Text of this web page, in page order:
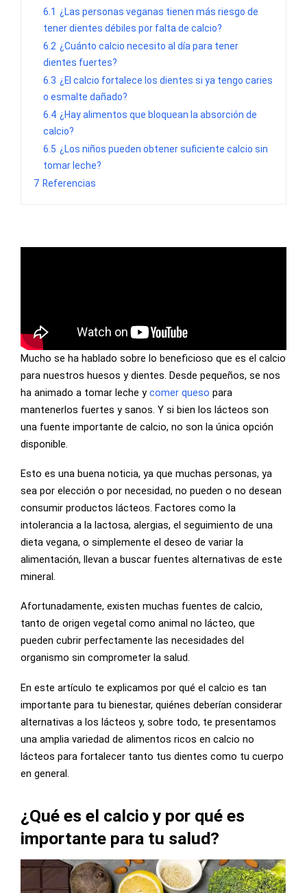
6.1 ¿Las personas veganas tienen más riesgo de
tener dientes débiles por falta de calcio?
6.2 ¿Cuánto calcio necesito al día para tener
dientes fuertes?
6.3 ¿El calcio fortalece los dientes si ya tengo caries
o esmalte dañado?
6.4 ¿Hay alimentos que bloquean la absorción de
calcio?
6.5 ¿Los niños pueden obtener suficiente calcio sin
tomar leche?
7 Referencias
Mucho se ha hablado sobre lo beneficioso que es el calcio
para nuestros huesos y dientes. Desde pequeños, se nos
ha animado a tomar leche y comer queso para
mantenerlos fuertes y sanos. Y si bien los lácteos son
una fuente importante de calcio, no son la única opción
disponible.
Esto es una buena noticia, ya que muchas personas, ya
sea por elección o por necesidad, no pueden o no desean
consumir productos lácteos. Factores como la
intolerancia a la lactosa, alergias, el seguimiento de una
dieta vegana, o simplemente el deseo de variar la
alimentación, llevan a buscar fuentes alternativas de este
mineral.
Afortunadamente, existen muchas fuentes de calcio,
tanto de origen vegetal como animal no lácteo, que
pueden cubrir perfectamente las necesidades del
organismo sin comprometer la salud.
En este artículo te explicamos por qué el calcio es tan
importante para tu bienestar, quiénes deberían considerar
alternativas a los lácteos y, sobre todo, te presentamos
una amplia variedad de alimentos ricos en calcio no
lácteos para fortalecer tanto tus dientes como tu cuerpo
en general.
¿Qué es el calcio y por qué es
importante para tu salud?